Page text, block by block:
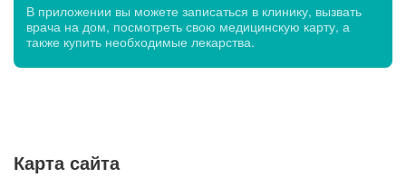
В приложении вы можете записаться в клинику, вызвать
врача на дом, посмотреть свою медицинскую карту, а
также купить необходимые лекарства.
Карта сайта